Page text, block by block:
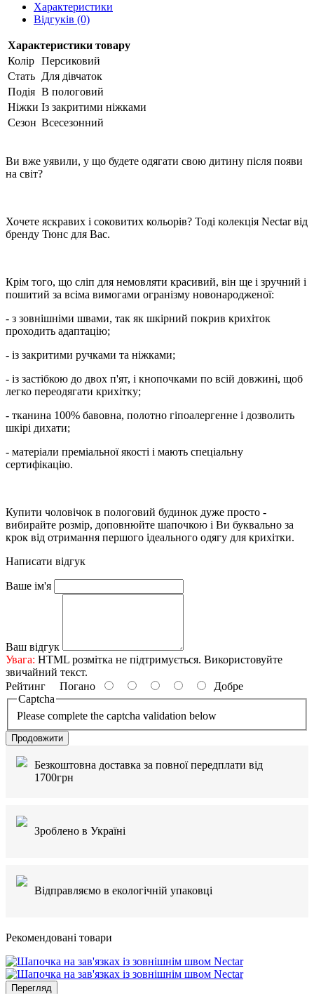
Характеристики
Відгуків (0)
Характеристики товару
Колір Персиковий
Стать Для дівчаток
Подія В пологовий
Ніжки Із закритими ніжками
Сезон Всесезонний
Ви вже уявили, у що будете одягати свою дитину після появи
на світ?
Хочете яскравих і соковитих кольорів? Тоді колекція Nectar від
бренду Тюнс для Вас.
Крім того, що сліп для немовляти красивий, він ще і зручний і
пошитий за всіма вимогами огранізму новонародженої:
- з зовнішніми швами, так як шкірний покрив крихіток
проходить адаптацію;
- із закритими ручками та ніжками;
- із застібкою до двох п'ят, і кнопочками по всій довжині, щоб
легко переодягати крихітку;
- тканина 100% бавовна, полотно гіпоалергенне і дозволить
шкірі дихати;
- матеріали преміальної якості і мають спеціальну
сертифікацію.
Купити чоловічок в пологовий будинок дуже просто -
вибирайте розмір, доповнюйте шапочкою і Ви буквально за
крок від отримання першого ідеального одягу для крихітки.
Написати відгук
Ваше ім'я
Ваш відгук
Увага: HTML розмітка не підтримується. Використовуйте
звичайний текст.
Рейтинг Погано
Добре
Captcha
Please complete the captcha validation below
Продовжити
Безкоштовна доставка за повної передплати від
1700грн
Зроблено в Україні
Відправляємо в екологічній упаковці
Рекомендовані товари
Перегляд